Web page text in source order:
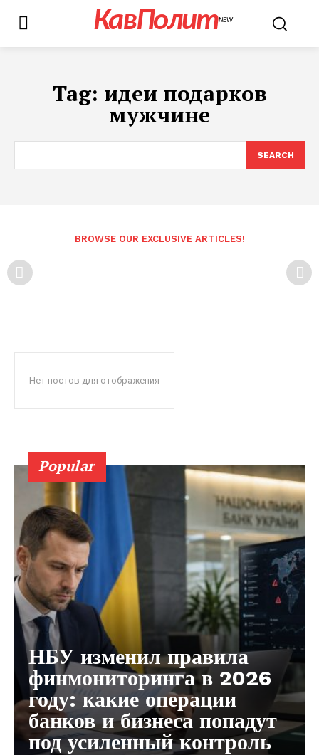
КавПолитNEW
Tag: идеи подарков
мужчине
SEARCH
BROWSE OUR EXCLUSIVE ARTICLES!
Нет постов для отображения
Popular
НБУ изменил правила
финмониторинга в 2026
году: какие операции
банков и бизнеса попадут
под усиленный контроль